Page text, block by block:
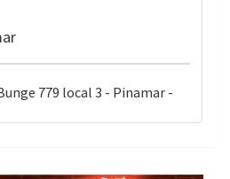
779 local 3 - Pinamar -